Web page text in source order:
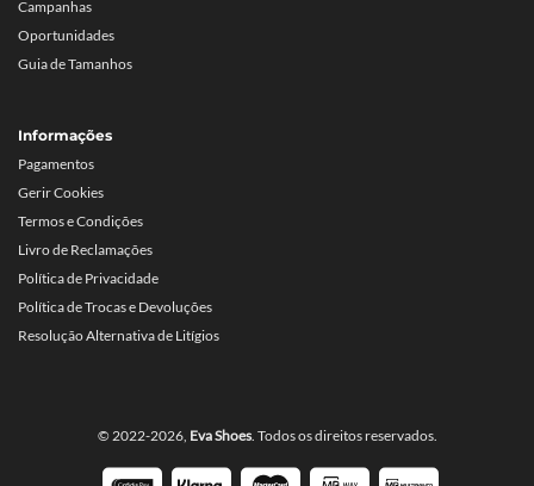
Campanhas
Oportunidades
Guia de Tamanhos
Informações
Pagamentos
Gerir Cookies
Termos e Condições
Livro de Reclamações
Política de Privacidade
Política de Trocas e Devoluções
Resolução Alternativa de Litígios
© 2022-2026, Eva Shoes. Todos os direitos reservados.